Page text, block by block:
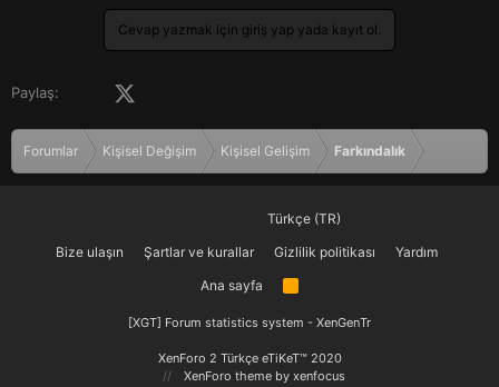
Cevap yazmak için giriş yap yada kayıt ol.
Paylaş: Facebook
Forumlar Kişisel Değişim Kişisel Gelişim Farkındalık
Türkçe (TR)
Bize ulaşın
Şartlar ve kurallar Gizlilik politikası
Yardım
Ana sayfa
R
[XGT] Forum statistics system - XenGenTr
XenForo 2 Türkçe eTiKeT™ 2020
XenForo theme by xenfocus